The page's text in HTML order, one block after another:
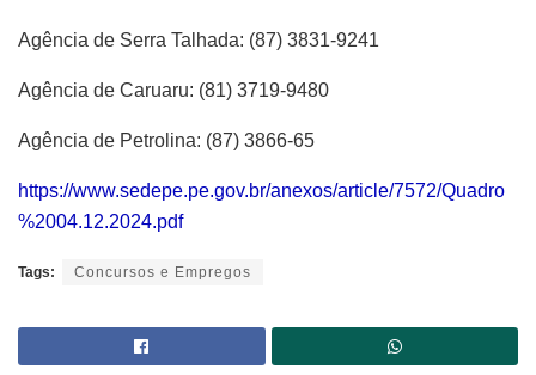
Agência de Serra Talhada: (87) 3831-9241
Agência de Caruaru: (81) 3719-9480
Agência de Petrolina: (87) 3866-65
https://www.sedepe.pe.gov.br/anexos/article/7572/Quadro
%2004.12.2024.pdf
Tags: Concursos e Empregos